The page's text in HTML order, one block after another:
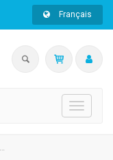
Français
Toggle